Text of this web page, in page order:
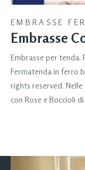
EMBRASSE
Embrasse
Embrasse per tenda.
Fermatenda in ferro
rights reserved.
con Rose e Boccioli